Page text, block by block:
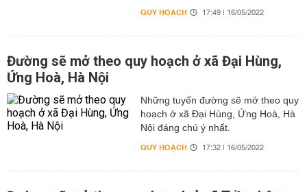
QUY HOẠCH 17:49 | 16/05/2022
Đường sẽ mở theo quy hoạch ở xã Đại Hùng,
Ứng Hoà, Hà Nội
Những tuyến đường sẽ mở theo quy
hoạch ở xã Đại Hùng, Ứng Hoà, Hà
Nội đáng chú ý nhất.
QUY HOẠCH 17:32 | 16/05/2022